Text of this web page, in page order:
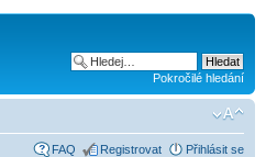
Pokročilé hledání
FAQ Registrovat Přihlásit se